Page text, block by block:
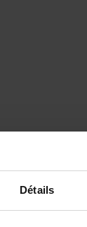
Détails